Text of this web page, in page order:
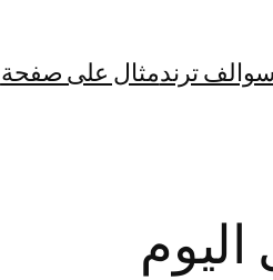
سوالف ترندمثال على صفحة